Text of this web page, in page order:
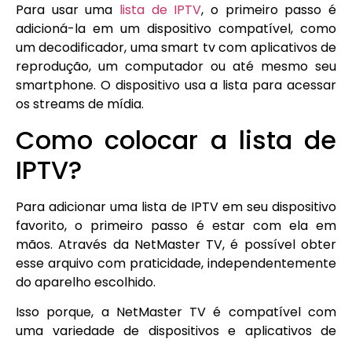
Para usar uma lista de IPTV, o primeiro passo é
adicioná-la em um dispositivo compatível, como
um decodificador, uma smart tv com aplicativos de
reprodução, um computador ou até mesmo seu
smartphone. O dispositivo usa a lista para acessar
os streams de mídia.
Como colocar a lista de
IPTV?
Para adicionar uma lista de IPTV em seu dispositivo
favorito, o primeiro passo é estar com ela em
mãos. Através da NetMaster TV, é possível obter
esse arquivo com praticidade, independentemente
do aparelho escolhido.
Isso porque, a NetMaster TV é compatível com
uma variedade de dispositivos e aplicativos de